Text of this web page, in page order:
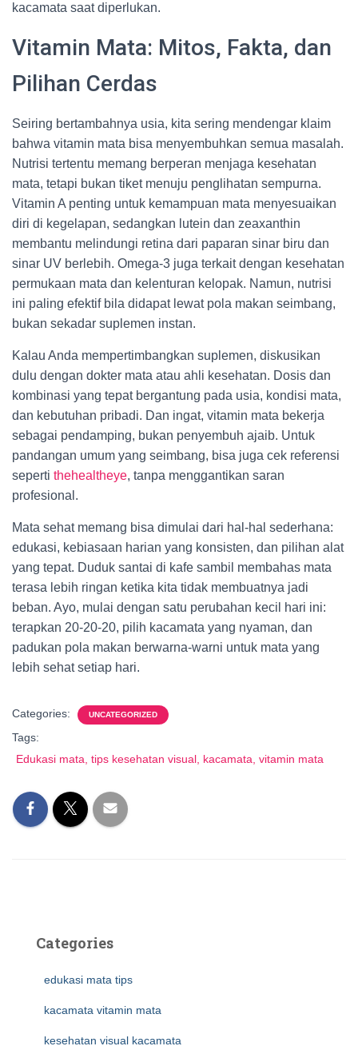
kacamata saat diperlukan.
Vitamin Mata: Mitos, Fakta, dan
Pilihan Cerdas
Seiring bertambahnya usia, kita sering mendengar klaim
bahwa vitamin mata bisa menyembuhkan semua masalah.
Nutrisi tertentu memang berperan menjaga kesehatan
mata, tetapi bukan tiket menuju penglihatan sempurna.
Vitamin A penting untuk kemampuan mata menyesuaikan
diri di kegelapan, sedangkan lutein dan zeaxanthin
membantu melindungi retina dari paparan sinar biru dan
sinar UV berlebih. Omega-3 juga terkait dengan kesehatan
permukaan mata dan kelenturan kelopak. Namun, nutrisi
ini paling efektif bila didapat lewat pola makan seimbang,
bukan sekadar suplemen instan.
Kalau Anda mempertimbangkan suplemen, diskusikan
dulu dengan dokter mata atau ahli kesehatan. Dosis dan
kombinasi yang tepat bergantung pada usia, kondisi mata,
dan kebutuhan pribadi. Dan ingat, vitamin mata bekerja
sebagai pendamping, bukan penyembuh ajaib. Untuk
pandangan umum yang seimbang, bisa juga cek referensi
seperti thehealtheye, tanpa menggantikan saran
profesional.
Mata sehat memang bisa dimulai dari hal-hal sederhana:
edukasi, kebiasaan harian yang konsisten, dan pilihan alat
yang tepat. Duduk santai di kafe sambil membahas mata
terasa lebih ringan ketika kita tidak membuatnya jadi
beban. Ayo, mulai dengan satu perubahan kecil hari ini:
terapkan 20-20-20, pilih kacamata yang nyaman, dan
padukan pola makan berwarna-warni untuk mata yang
lebih sehat setiap hari.
Categories: UNCATEGORIZED
Tags:
Edukasi mata, tips kesehatan visual, kacamata, vitamin mata
Categories
edukasi mata tips
kacamata vitamin mata
kesehatan visual kacamata